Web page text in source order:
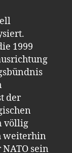
1999
der
völlig
weiterhin
sein